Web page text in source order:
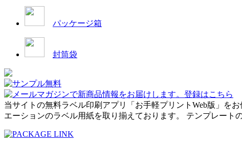
パッケージ箱
封筒袋
当サイトの無料ラベル印刷アプリ「お手軽プリントWeb版」を
エーションのラベル用紙を取り揃えております。 テンプレート